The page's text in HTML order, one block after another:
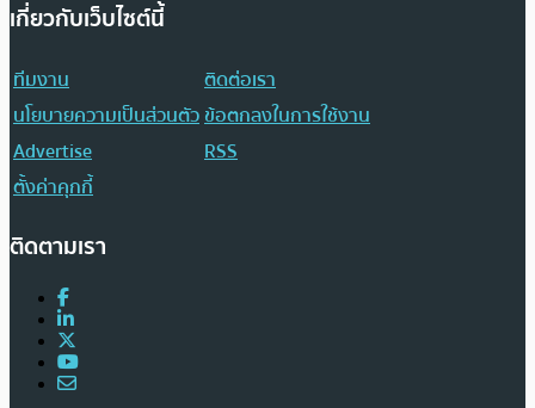
เกี่ยวกับเว็บไซต์นี้
ทีมงาน
ติดต่อเรา
นโยบายความเป็นส่วนตัวข้อตกลงในการใช้งาน
Advertise
RSS
ตั้งค่าคุกกี้
ติดตามเรา